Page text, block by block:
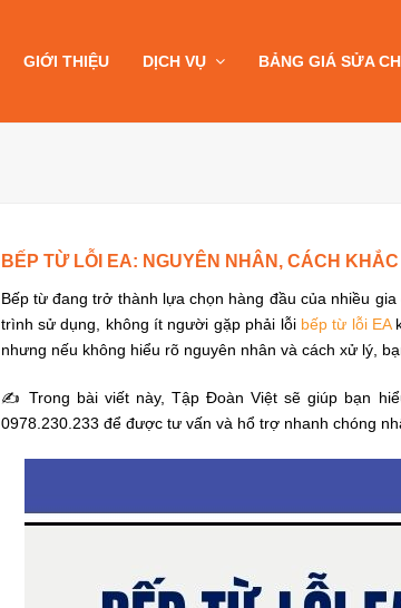
GIỚI THIỆU DỊCH VỤ BẢNG GIÁ SỬA
BẾP TỪ LỖI EA: NGUYÊN NHÂN, CÁCH
Bếp từ đang trở thành lựa chọn hàng đầu của nhiều
trình sử dụng, không ít người gặp phải lỗi bếp từ lỗi EA
nhưng nếu không hiểu rõ nguyên nhân và cách xử lý,
✍ Trong bài viết này, Tập Đoàn Việt sẽ giúp bạn
0978.230.233 để được tư vấn và hổ trợ nhanh chóng